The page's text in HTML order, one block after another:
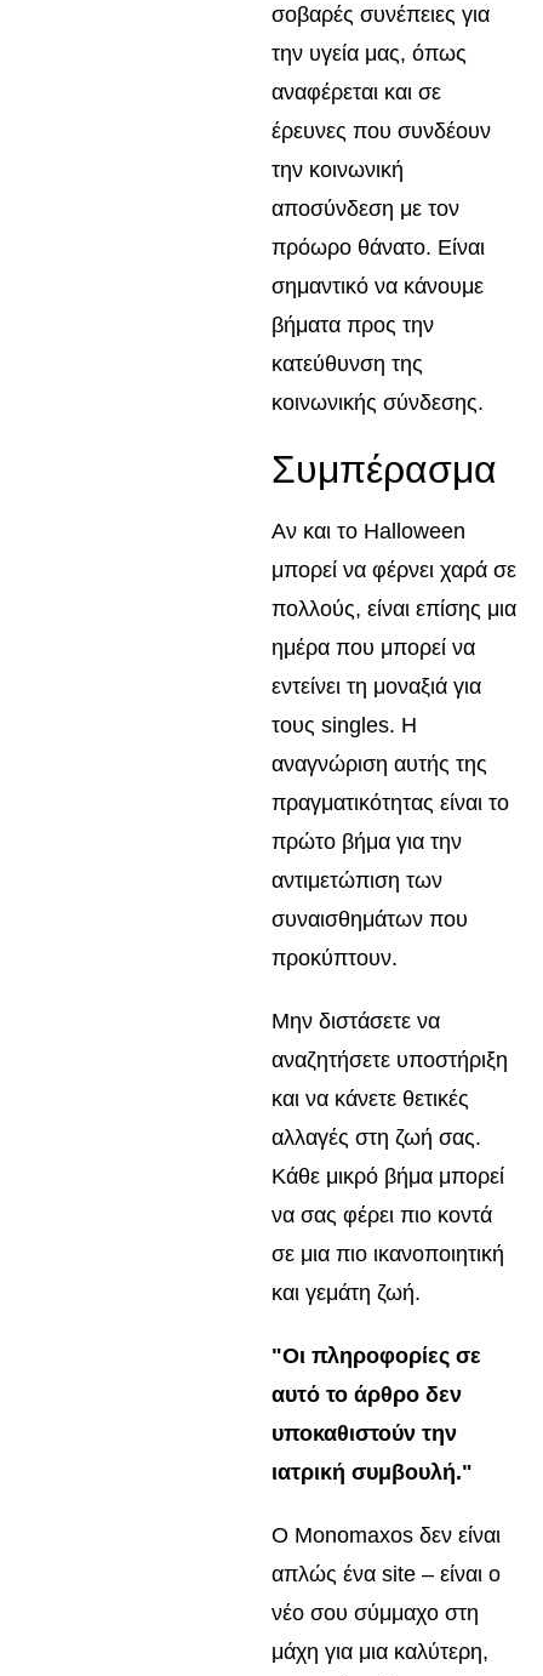
σοβαρές συνέπειες για
την υγεία μας, όπως
αναφέρεται και σε
έρευνες που συνδέουν
την κοινωνική
αποσύνδεση με τον
πρόωρο θάνατο. Είναι
σημαντικό να κάνουμε
βήματα προς την
κατεύθυνση της
κοινωνικής σύνδεσης.
Συμπέρασμα
Αν και το Halloween
μπορεί να φέρνει χαρά σε
πολλούς, είναι επίσης μια
ημέρα που μπορεί να
εντείνει τη μοναξιά για
τους singles. Η
αναγνώριση αυτής της
πραγματικότητας είναι το
πρώτο βήμα για την
αντιμετώπιση των
συναισθημάτων που
προκύπτουν.
Μην διστάσετε να
αναζητήσετε υποστήριξη
και να κάνετε θετικές
αλλαγές στη ζωή σας.
Κάθε μικρό βήμα μπορεί
να σας φέρει πιο κοντά
σε μια πιο ικανοποιητική
και γεμάτη ζωή.
"Οι πληροφορίες σε
αυτό το άρθρο δεν
υποκαθιστούν την
ιατρική συμβουλή."
Ο Monomaxos δεν είναι
απλώς ένα site – είναι ο
νέο σου σύμμαχο στη
μάχη για μια καλύτερη,